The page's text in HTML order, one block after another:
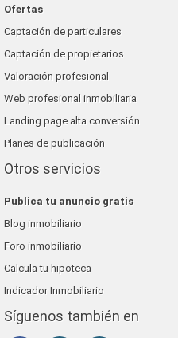
Ofertas
Captación de particulares
Captación de propietarios
Valoración profesional
Web profesional inmobiliaria
Landing page alta conversión
Planes de publicación
Otros servicios
Publica tu anuncio gratis
Blog inmobiliario
Foro inmobiliario
Calcula tu hipoteca
Indicador Inmobiliario
Síguenos también en